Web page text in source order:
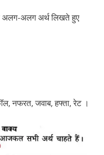
अलग-अलग अर्थ लिखते हुए
नफरत, जवाब, हफ्ता, रेट ।